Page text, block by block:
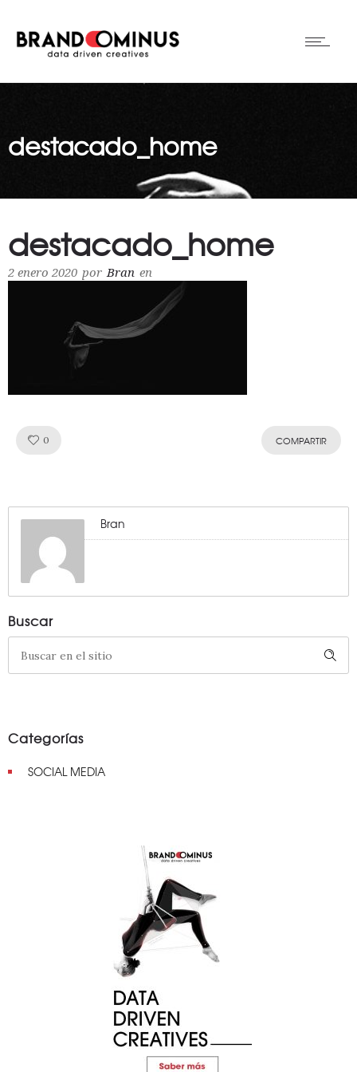
destacado_home
destacado_home
2 enero 2020 por Bran en
0 COMPARTIR
Bran
Buscar
Categorías
SOCIAL MEDIA